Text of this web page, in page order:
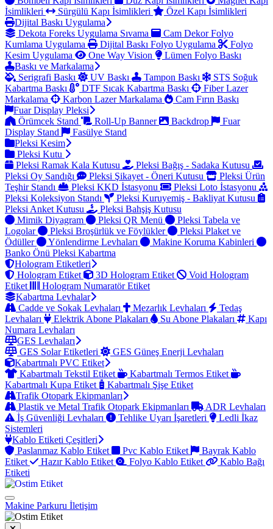
İsimlikleri
Sürgülü Kapı İsimlikleri
Özel Kapı İsimlikleri
Dijital Baskı Uygulama
Dekota Foreks Uygulama Sıvama
Cam Dekor Folyo
Kumlama Uygulama
Dijital Baskı Folyo Uygulama
Folyo
Kesim Uygulama
One Way Vision
Lümen Folyo Baskı
Baskı ve Markalama
Serigrafi Baskı
UV Baskı Tampon Baskı
STS Soğuk
Kabartma Baskı
DTF Sıcak Kabartma Baskı
Fiber Lazer
Markalama
Karbon Lazer Markalama
Cam Fırın Baskı
Fuar Display Pleksi
Örümcek Stand
Roll-Up Banner Backdrop
Fuar
Display Stand
Fasülye Stand
Pleksi Kesim
Pleksi Kutu
Pleksi Ramak Kala Kutusu
Pleksi Bağış - Sadaka Kutusu
Pleksi Oy Sandığı
Pleksi Şikayet - Öneri Kutusu
Pleksi Ürün
Teşhir Standı
Pleksi KKD İstasyonu
Pleksi Loto İstasyonu
Pleksi Koleksiyon Standı
Pleksi Kuruyemiş - Bakliyat Kutusu
Pleksi Anket Kutusu
Pleksi Bahşiş Kutusu
Mimik Diyagram
Pleksi QR Menü
Pleksi Tabela ve
Logolar
Pleksi Broşürlük ve Föylükler
Pleksi Plaket ve
Ödüller
Yönlendirme Levhaları
Makine Koruma Kabinleri
Banko Önü Pleksi Kabartma
Hologram Etiketleri
Hologram Etiket
3D Hologram Etiket
Void Hologram
Etiket
Hologram Numaratör Etiket
Kabartma Levhalar
Cadde ve Sokak Levhaları
Mezarlık Levhaları
Tedaş
Levhaları
Elektrik Abone Plakaları Su Abone Plakaları
Kapı
Numara Levhaları
GES Levhaları
GES Solar Etiketleri
GES Güneş Enerji Levhaları
Kabartmalı PVC Etiket
Kabartmalı Tekstil Etiket
Kabartmalı Termos Etiket
Kabartmalı Kupa Etiket
Kabartmalı Şişe Etiket
Trafik Otopark Ekipmanları
Plastik ve Metal Trafik Otopark Ekipmanları
ADR Levhaları
İş Güvenliği Levhaları
Tehlike Uyarı İşaretleri
Ledli İkaz
Sistemleri
Kablo Etiketi Çeşitleri
Paslanmaz Kablo Etiket
Pvc Kablo Etiket
Bayrak Kablo
Etiket
Hazır Kablo Etiket Folyo Kablo Etiket
Kablo Bağı
Etiketi
Makine Parkuru İletişim